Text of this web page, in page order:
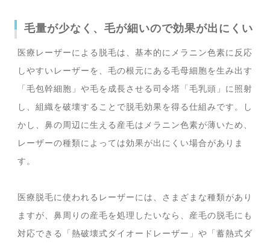
毛量が少なく、毛が細いので効果が出にくい
医療レーザーによる脱毛は、基本的にメラニン色素に反応
しやすいレーザーを、毛の根元にある毛母細胞を生み出す
「毛包幹細胞」や毛を成長させる司令塔「毛乳頭」に照射
し、組織を破壊することで脱毛効果を得る仕組みです。し
かし、鼻の周辺に生える産毛はメラニン色素が薄いため、
レーザーの種類によっては効果が出にくい場合がありま
す。
医療脱毛に使われるレーザーには、さまざまな種類があり
ますが、鼻周りの産毛を処理したいなら、産毛の脱毛にも
対応できる「熱破壊式ダイオードレーザー」や「蓄熱式ダ